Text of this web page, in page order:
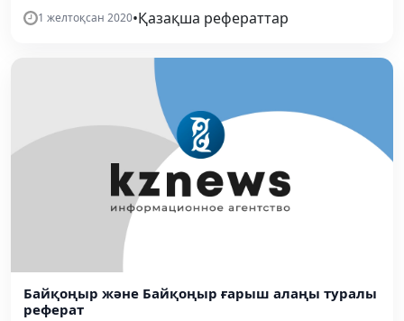
1 желтоқсан 2020•Қазақша рефераттар
Байқоңыр және Байқоңыр ғарыш алаңы туралы
реферат